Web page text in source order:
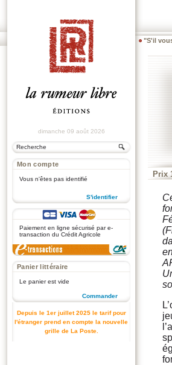
"S'il
dimanche 09 août 2026
Mon compte
Vous n'êtes pas identifié
S'identifier
Paiement en ligne sécurisé par e-
transaction du Crédit Agricole
Panier littéraire
Le panier est vide
Commander
Depuis le 1er juillet 2025 le tarif pour
l'étranger prend en compte la nouvelle
grille de La Poste.
Prix